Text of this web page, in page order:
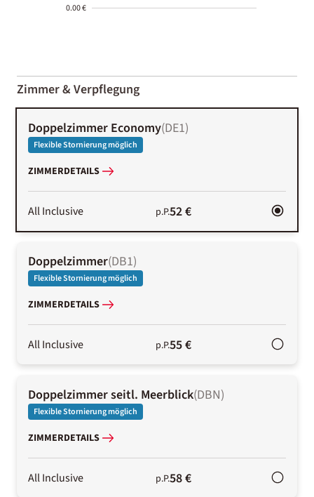
0.00 €
01-02
Zimmer & Verpflegung
Doppelzimmer Economy(DE1)
Flexible Stornierung möglich
ZIMMERDETAILS
All Inclusive p.P.52 €
Doppelzimmer(DB1)
Flexible Stornierung möglich
ZIMMERDETAILS
All Inclusive p.P.55 €
Doppelzimmer seitl. Meerblick(DBN)
Flexible Stornierung möglich
ZIMMERDETAILS
All Inclusive p.P.58 €